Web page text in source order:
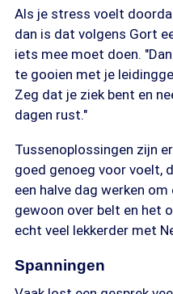
Als je stress voelt
dan is dat volgens Gort
iets mee moet doen.
te gooien met je
Zeg dat je ziek bent en
dagen rust."
Tussenoplossingen zijn
goed genoeg voor voelt,
een halve dag werken
gewoon over belt en het
echt veel lekkerder met
Spanningen